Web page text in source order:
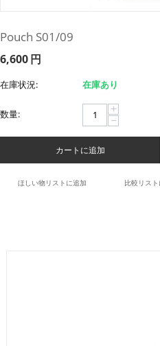
Pouch S01/09
6,600円
在庫状況: 在庫あり
数量: +
−
カートに追加
ほしい物リストに追加 比較リス